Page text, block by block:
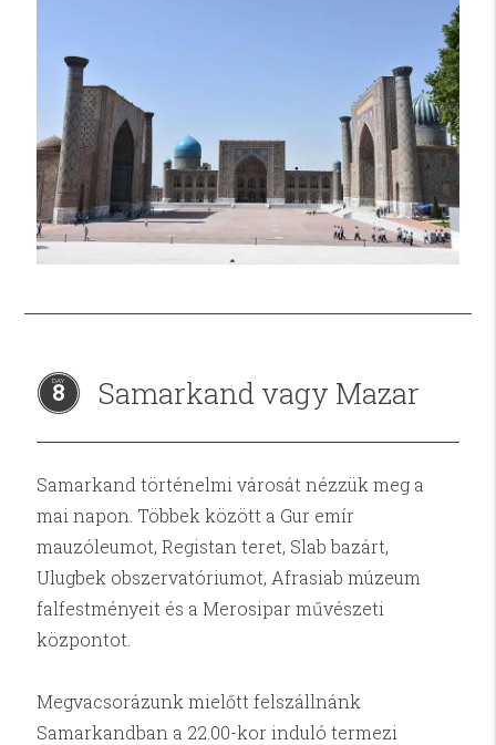
8 Samarkand vagy Mazar
Samarkand történelmi városát nézzük meg a
mai napon. Többek között a Gur emír
mauzóleumot, Registan teret, Slab bazárt,
Ulugbek obszervatóriumot, Afrasiab múzeum
falfestményeit és a Merosipar művészeti
központot.
Megvacsorázunk mielőtt felszállnánk
Samarkandban a 22.00-kor induló termezi